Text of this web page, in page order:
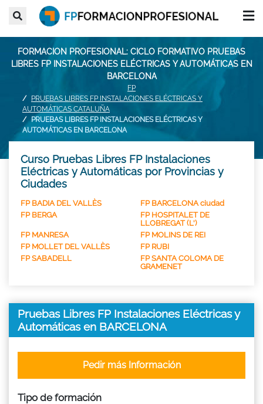
FORMACION PROFESIONAL: CICLO FORMATIVO PRUEBAS
LIBRES FP INSTALACIONES ELÉCTRICAS Y AUTOMÁTICAS EN
BARCELONA
FP
PRUEBAS LIBRES FP INSTALACIONES ELÉCTRICAS Y
AUTOMÁTICAS CATALUÑA
PRUEBAS LIBRES FP INSTALACIONES ELÉCTRICAS Y
AUTOMÁTICAS EN BARCELONA
Curso Pruebas Libres FP Instalaciones
Eléctricas y Automáticas por Provincias y
Ciudades
FP BADIA DEL VALLÈS
FP BARCELONA ciudad
FP BERGA
FP HOSPITALET DE
LLOBREGAT (L')
FP MANRESA
FP MOLINS DE REI
FP MOLLET DEL VALLÈS
FP RUBI
FP SABADELL
FP SANTA COLOMA DE
GRAMENET
Pruebas Libres FP Instalaciones Eléctricas y
Automáticas en BARCELONA
Tipo de formación
Pedir más Información